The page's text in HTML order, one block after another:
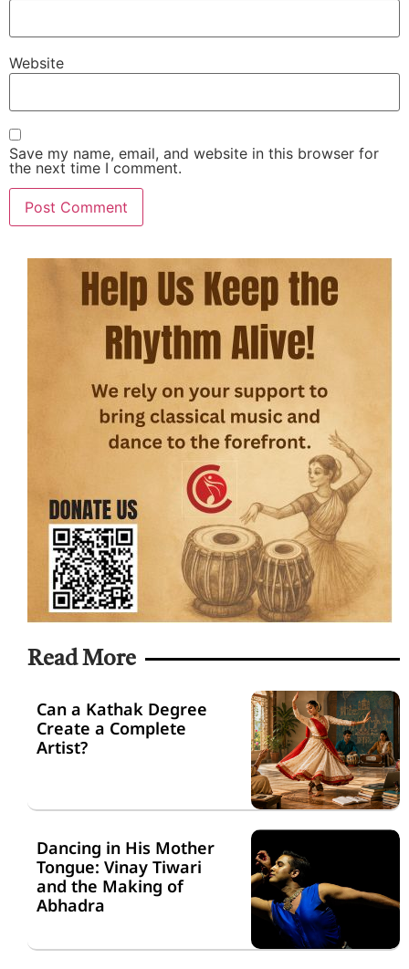
Website
Save my name, email, and website in this browser for
the next time I comment.
Read More
Can a Kathak Degree
Create a Complete
Artist?
Dancing in His Mother
Tongue: Vinay Tiwari
and the Making of
Abhadra